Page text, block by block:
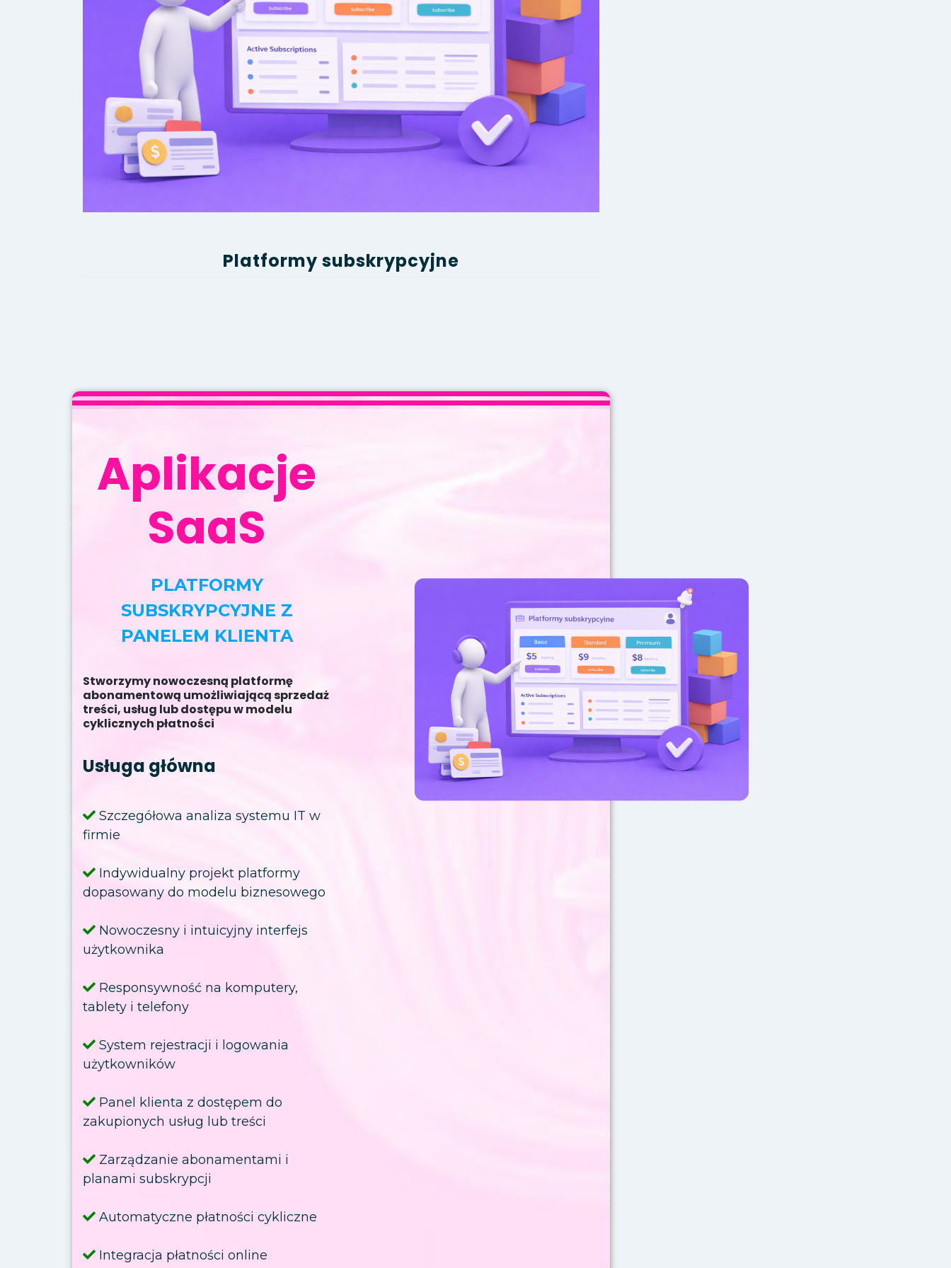
Platformy subskrypcyjne
Aplikacje
SaaS
PLATFORMY
SUBSKRYPCYJNE Z
PANELEM KLIENTA
Stworzymy nowoczesną platformę
abonamentową umożliwiającą sprzedaż
treści, usług lub dostępu w modelu
cyklicznych płatności
Usługa główna
Szczegółowa analiza systemu IT w
firmie
Indywidualny projekt platformy
dopasowany do modelu biznesowego
Nowoczesny i intuicyjny interfejs
użytkownika
Responsywność na komputery,
tablety i telefony
System rejestracji i logowania
użytkowników
Panel klienta z dostępem do
zakupionych usług lub treści
Zarządzanie abonamentami i
planami subskrypcji
Automatyczne płatności cykliczne
Integracja płatności online